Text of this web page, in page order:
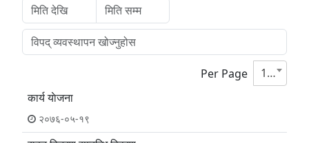
Per Page
10
कार्य याेजना
२०७६-०५-१९